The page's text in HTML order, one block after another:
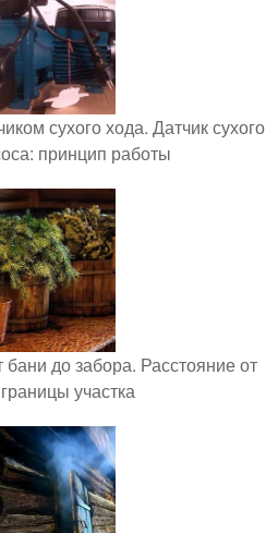
сухого хода. Датчик сухого
принцип работы
до забора. Расстояние от
участка